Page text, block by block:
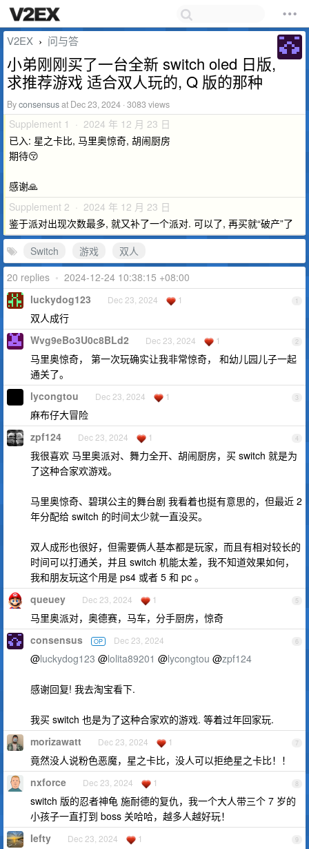
V2EX › 问与答
小弟刚刚买了一台全新 switch oled 日版,
求推荐游戏 适合双人玩的, Q 版的那种
Byconsensusat Dec 23, 2024 · 3083 views
Supplement 1 · 2024 年 12 月 23 日
已入: 星之卡比, 马里奥惊奇, 胡闹厨房
期待😚
感谢🙏
Supplement 2 · 2024 年 12 月 23 日
鉴于派对出现次数最多, 就又补了一个派对. 可以了, 再买就“破产”了
Switch
游戏
双人
20 replies • 2024-12-24 10:38:15 +08:00
1
luckydog123 Dec 23, 2024 1
双人成行
2
Wvg9eBo3U0c8BLd2 Dec 23, 2024 1
马里奥惊奇， 第一次玩确实让我非常惊奇， 和幼儿园儿子一起
通关了。
3
lycongtou Dec 23, 2024 1
麻布仔大冒险
4
zpf124 Dec 23, 2024 1
我很喜欢 马里奥派对、舞力全开、胡闹厨房，买 switch 就是为
了这种合家欢游戏。
马里奥惊奇、碧琪公主的舞台剧 我看着也挺有意思的，但最近 2
年分配给 switch 的时间太少就一直没买。
双人成形也很好，但需要俩人基本都是玩家，而且有相对较长的
时间可以打通关，并且 switch 机能太差，我不知道效果如何，
我和朋友玩这个用是 ps4 或者 5 和 pc 。
5
queuey Dec 23, 2024 1
马里奥派对，奥德赛，马车，分手厨房，惊奇
6
consensus OP Dec 23, 2024
@luckydog123 @lolita89201 @lycongtou @zpf124
感谢回复! 我去淘宝看下.
我买 switch 也是为了这种合家欢的游戏. 等着过年回家玩.
7
morizawatt Dec 23, 2024 1
竟然没人说粉色恶魔，星之卡比，没人可以拒绝星之卡比！！
8
nxforce Dec 23, 2024 1
switch 版的忍者神龟 施耐德的复仇，我一个大人带三个 7 岁的
小孩子一直打到 boss 关哈哈，越多人越好玩！
9
Iefty Dec 23, 2024 1